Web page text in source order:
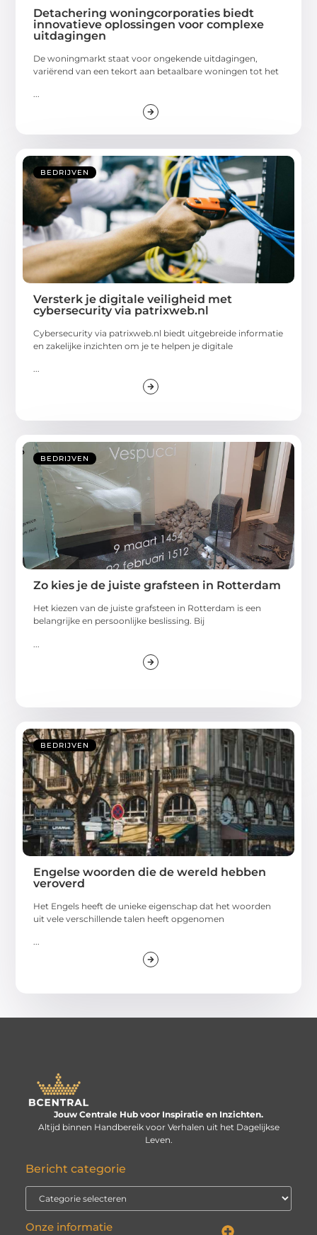
Detachering woningcorporaties biedt
innovatieve oplossingen voor complexe
uitdagingen
De woningmarkt staat voor ongekende uitdagingen,
variërend van een tekort aan betaalbare woningen tot het
...
BEDRIJVEN
Versterk je digitale veiligheid met
cybersecurity via patrixweb.nl
Cybersecurity via patrixweb.nl biedt uitgebreide informatie
en zakelijke inzichten om je te helpen je digitale
...
BEDRIJVEN
Zo kies je de juiste grafsteen in Rotterdam
Het kiezen van de juiste grafsteen in Rotterdam is een
belangrijke en persoonlijke beslissing. Bij
BEDRIJVEN
Engelse woorden die de wereld hebben
veroverd
Het Engels heeft de unieke eigenschap dat het woorden
uit vele verschillende talen heeft opgenomen
...
Jouw Centrale Hub voor Inspiratie en Inzichten.
Altijd binnen Handbereik voor Verhalen uit het Dagelijkse
Leven.
Bericht categorie
Onze informatie